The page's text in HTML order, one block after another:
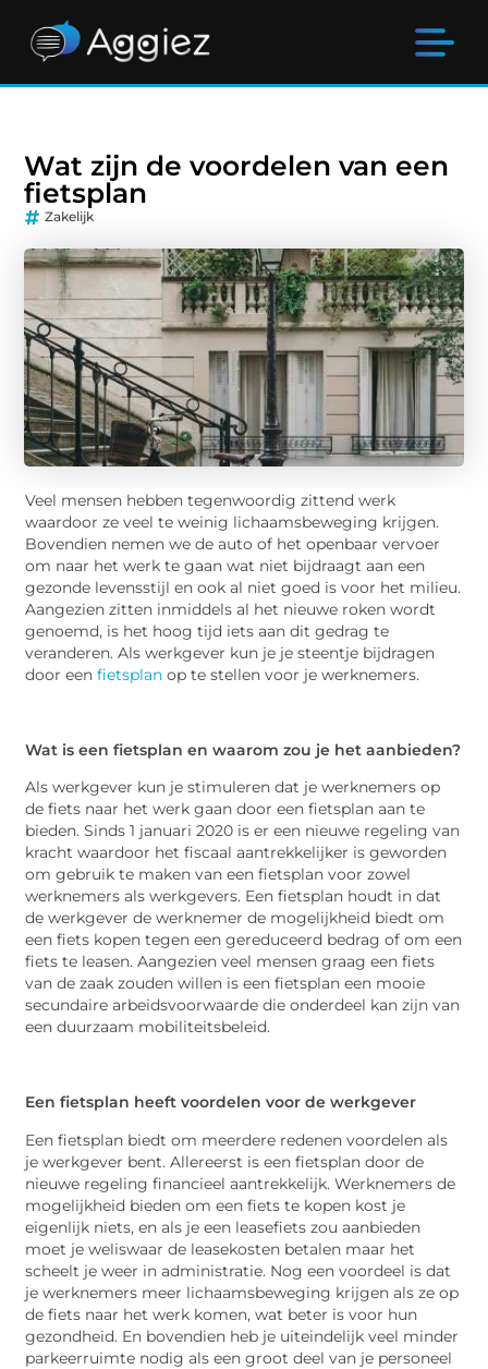
Wat zijn de voordelen van een
fietsplan
Zakelijk
Veel mensen hebben tegenwoordig zittend werk
waardoor ze veel te weinig lichaamsbeweging krijgen.
Bovendien nemen we de auto of het openbaar vervoer
om naar het werk te gaan wat niet bijdraagt aan een
gezonde levensstijl en ook al niet goed is voor het milieu.
Aangezien zitten inmiddels al het nieuwe roken wordt
genoemd, is het hoog tijd iets aan dit gedrag te
veranderen. Als werkgever kun je je steentje bijdragen
door eenfietsplan op te stellen voor je werknemers.
Wat is een fietsplan en waarom zou je het aanbieden?
Als werkgever kun je stimuleren dat je werknemers op
de fiets naar het werk gaan door een fietsplan aan te
bieden. Sinds 1 januari 2020 is er een nieuwe regeling van
kracht waardoor het fiscaal aantrekkelijker is geworden
om gebruik te maken van een fietsplan voor zowel
werknemers als werkgevers. Een fietsplan houdt in dat
de werkgever de werknemer de mogelijkheid biedt om
een fiets kopen tegen een gereduceerd bedrag of om een
fiets te leasen. Aangezien veel mensen graag een fiets
van de zaak zouden willen is een fietsplan een mooie
secundaire arbeidsvoorwaarde die onderdeel kan zijn van
een duurzaam mobiliteitsbeleid.
Een fietsplan heeft voordelen voor de werkgever
Een fietsplan biedt om meerdere redenen voordelen als
je werkgever bent. Allereerst is een fietsplan door de
nieuwe regeling financieel aantrekkelijk. Werknemers de
mogelijkheid bieden om een fiets te kopen kost je
eigenlijk niets, en als je een leasefiets zou aanbieden
moet je weliswaar de leasekosten betalen maar het
scheelt je weer in administratie. Nog een voordeel is dat
je werknemers meer lichaamsbeweging krijgen als ze op
de fiets naar het werk komen, wat beter is voor hun
gezondheid. En bovendien heb je uiteindelijk veel minder
parkeerruimte nodig als een groot deel van je personeel